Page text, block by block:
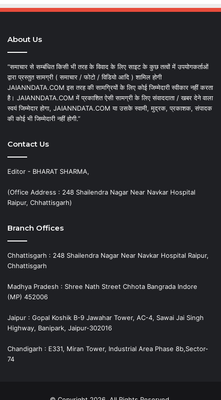
About Us
“समाचार से सम्बंधित किसी भी तरह के विवाद के लिए साइट के कुछ तत्वों में उपयोगकर्ताओं
द्वारा प्रस्तुत सामग्री ( समाचार / फोटो / विडियो आदि ) शामिल होगी
JAIANNDATA.COM इस तरह की सामग्रियों के लिए कोई जिम्मेदारी स्वीकार नहीं करता
है। JAIANNDATA.COM में प्रकाशित ऐसी सामग्री के लिए संवाददाता / खबर देने वाला
स्वयं जिम्मेदार होगा, JAIANNDATA.COM या उसके स्वामी, मुद्रक, प्रकाशक, संपादक
की कोई भी जिम्मेदारी नहीं होगी.”
Contact Us
Editor - BHARAT SHARMA,
(Office Address : 248 Shailendra Nagar Near Navkar Hospital
Raipur, Chhattisgarh)
Branch Offices
Chhattisgarh : 248 Shailendra Nagar Near Navkar Hospital Raipur,
Chhattisgarh
Madhya Pradesh : Shree Nath Street Chhota Bangrada Indore
(MP) 452006
Jaipur : Gopal Koshik B-9 Jawahar Tower, AC-4, Sawai Jai Singh
Highway, Banipark, Jaipur-302016
Chandigarh : E331, Miran Tower, Industrial Area Phase 8b,Sector-
74